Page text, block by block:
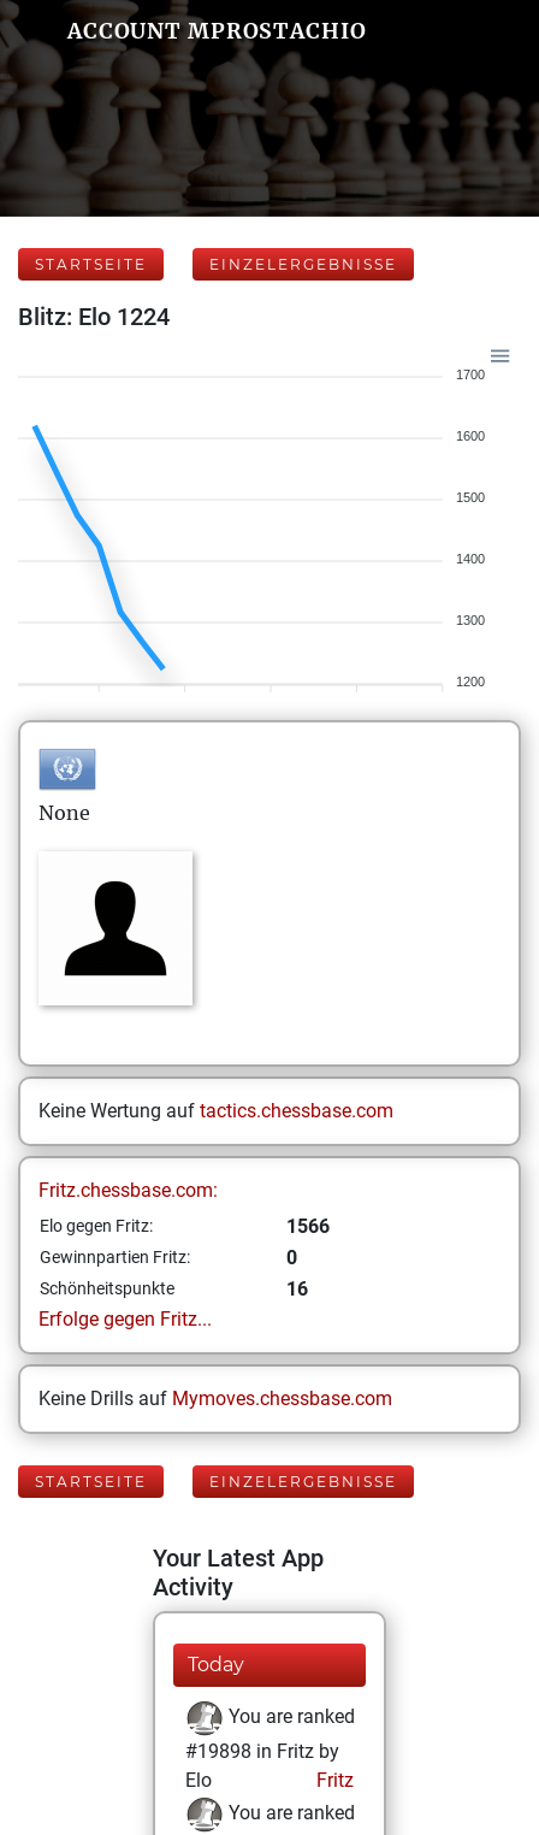
ACCOUNT MPROSTACHIO
STARTSEITE EINZELERGEBNISSE
Blitz: Elo 1224
1700
1600
1500
1400
1300
1200
None
Keine Wertung auf tactics.chessbase.com
Fritz.chessbase.com:
Elo gegen Fritz: 1566
Gewinnpartien Fritz: 0
Schönheitspunkte
16
Erfolge gegen Fritz...
Keine Drills auf Mymoves.chessbase.com
STARTSEITE EINZELERGEBNISSE
Your Latest App
Activity
Today
You are ranked
#19898 in Fritz by
Elo
Fritz
You are ranked